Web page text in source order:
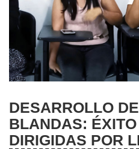
DESARROLLO
BLANDAS:
DIRIGIDAS POR